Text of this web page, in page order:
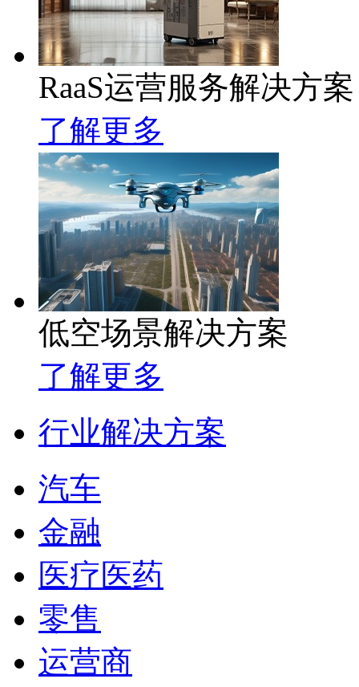
RaaS运营服务解决方案
了解更多
低空场景解决方案
了解更多
行业解决方案
汽车
金融
医疗医药
零售
运营商